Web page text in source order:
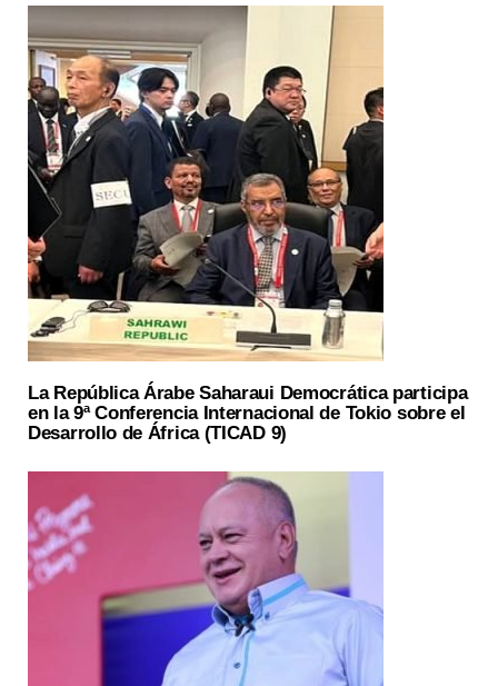
La República Árabe Saharaui Democrática participa
en la 9ª Conferencia Internacional de Tokio sobre el
Desarrollo de África (TICAD 9)